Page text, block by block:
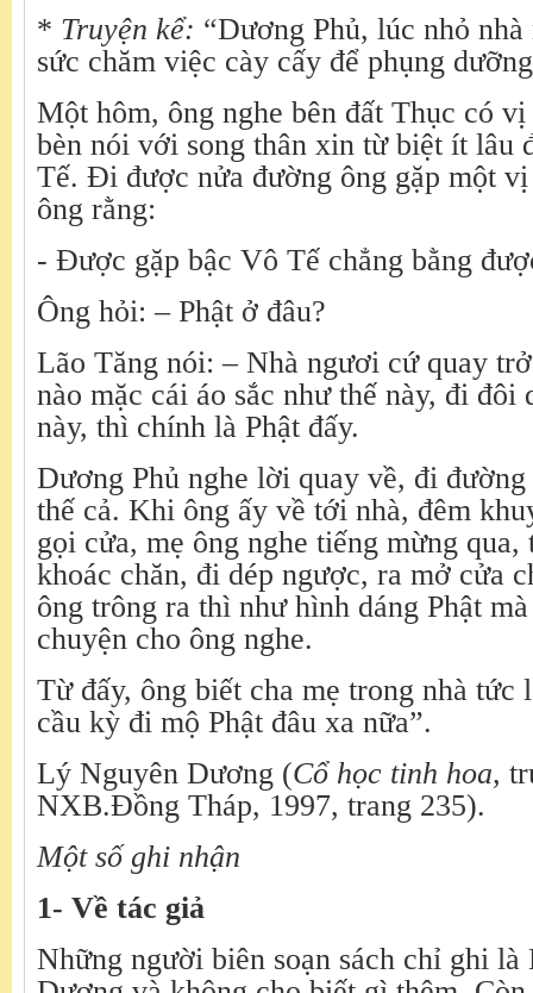
* Truyện kể: “Dương Phủ, lúc nhỏ
sức chăm việc cày cấy để phụng
Một hôm, ông nghe bên đất Thục có
bèn nói với song thân xin từ biệt ít lâu
Tế. Đi được nửa đường ông gặp một
ông rằng:
- Được gặp bậc Vô Tế chẳng bằng
Ông hỏi: – Phật ở đâu?
Lão Tăng nói: – Nhà ngươi cứ quay
nào mặc cái áo sắc như thế này, đi đôi
này, thì chính là Phật đấy.
Dương Phủ nghe lời quay về, đi
thế cả. Khi ông ấy về tới nhà, đêm
gọi cửa, mẹ ông nghe tiếng mừng
khoác chăn, đi dép ngược, ra mở cửa
ông trông ra thì như hình dáng Phật
chuyện cho ông nghe.
Từ đấy, ông biết cha mẹ trong nhà tức
cầu kỳ đi mộ Phật đâu xa nữa”.
Lý Nguyên Dương (Cổ học tinh hoa,
NXB.Đồng Tháp, 1997, trang 235).
Một số ghi nhận
1- Về tác giả
Những người biên soạn sách chỉ ghi